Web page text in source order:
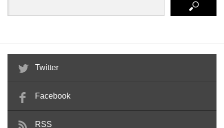
Twitter
Facebook
RSS